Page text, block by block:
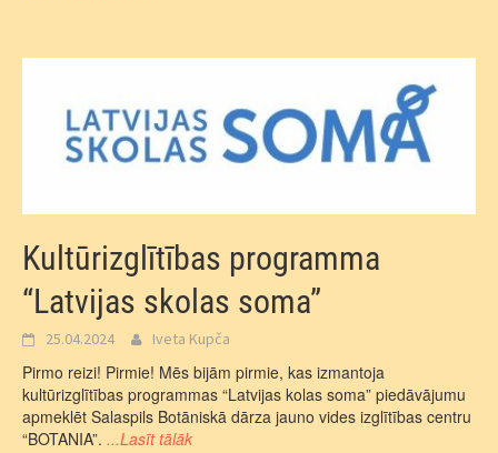
Kultūrizglītības programma
“Latvijas skolas soma”
25.04.2024 Iveta Kupča
Pirmo reizi! Pirmie! Mēs bijām pirmie, kas izmantoja
kultūrizglītības programmas “Latvijas kolas soma” piedāvājumu
apmeklēt Salaspils Botāniskā dārza jauno vides izglītības centru
“BOTANIA”. ...Lasīt tālāk